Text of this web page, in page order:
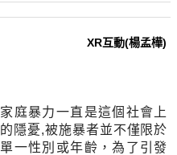
XR互動(楊孟樺)
家庭暴力一直是這個社會上
的隱憂,被施暴者並不僅限於
單一性別或年齡，為了引發